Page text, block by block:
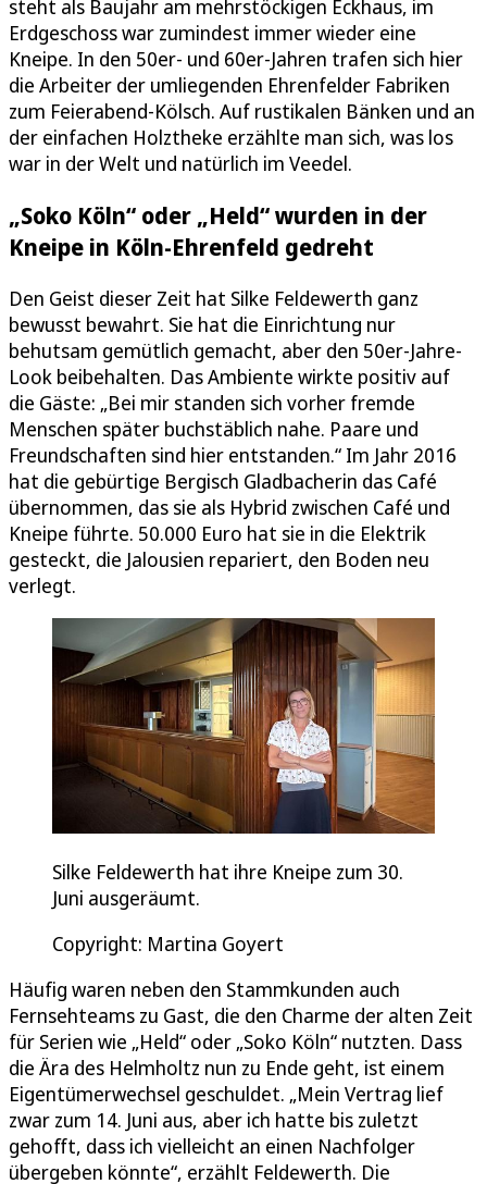
steht als Baujahr am mehrstöckigen Eckhaus, im
Erdgeschoss war zumindest immer wieder eine
Kneipe. In den 50er- und 60er-Jahren trafen sich hier
die Arbeiter der umliegenden Ehrenfelder Fabriken
zum Feierabend-Kölsch. Auf rustikalen Bänken und an
der einfachen Holztheke erzählte man sich, was los
war in der Welt und natürlich im Veedel.
„Soko Köln“ oder „Held“ wurden in der
Kneipe in Köln-Ehrenfeld gedreht
Den Geist dieser Zeit hat Silke Feldewerth ganz
bewusst bewahrt. Sie hat die Einrichtung nur
behutsam gemütlich gemacht, aber den 50er-Jahre-
Look beibehalten. Das Ambiente wirkte positiv auf
die Gäste: „Bei mir standen sich vorher fremde
Menschen später buchstäblich nahe. Paare und
Freundschaften sind hier entstanden.“ Im Jahr 2016
hat die gebürtige Bergisch Gladbacherin das Café
übernommen, das sie als Hybrid zwischen Café und
Kneipe führte. 50.000 Euro hat sie in die Elektrik
gesteckt, die Jalousien repariert, den Boden neu
verlegt.
Silke Feldewerth hat ihre Kneipe zum 30.
Juni ausgeräumt.
Copyright: Martina Goyert
Häufig waren neben den Stammkunden auch
Fernsehteams zu Gast, die den Charme der alten Zeit
für Serien wie „Held“ oder „Soko Köln“ nutzten. Dass
die Ära des Helmholtz nun zu Ende geht, ist einem
Eigentümerwechsel geschuldet. „Mein Vertrag lief
zwar zum 14. Juni aus, aber ich hatte bis zuletzt
gehofft, dass ich vielleicht an einen Nachfolger
übergeben könnte“, erzählt Feldewerth. Die